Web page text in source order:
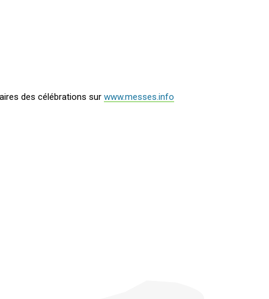
des célébrations sur www.messes.info